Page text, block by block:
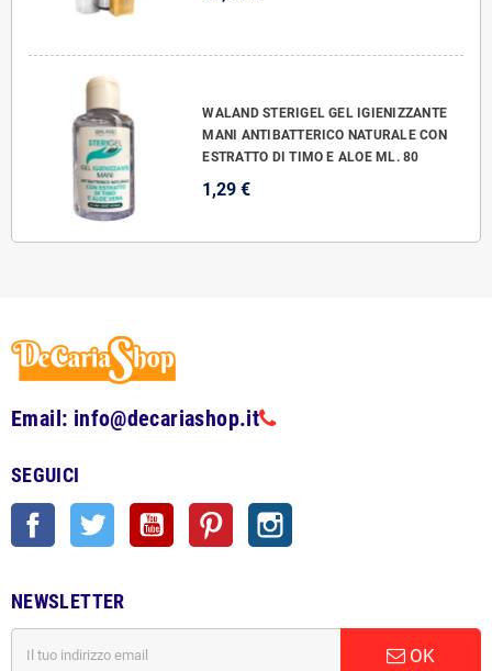
WALAND STERIGEL GEL IGIENIZZANTE
MANI ANTIBATTERICO NATURALE CON
ESTRATTO DI TIMO E ALOE ML. 80
1,29 €
Email: info@decariashop.it
SEGUICI
Facebook Twitter YouTube Pinterest
NEWSLETTER
OK